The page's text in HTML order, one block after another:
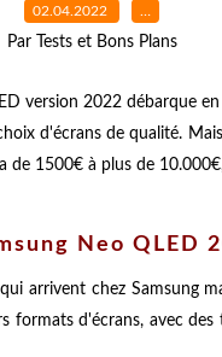
02.04.2022 …
Par Tests et Bons Plans
version 2022 débarque
d'écrans de qualité.
de 1500€ à plus de
Neo QLED
arrivent chez Samsung
formats d'écrans, avec